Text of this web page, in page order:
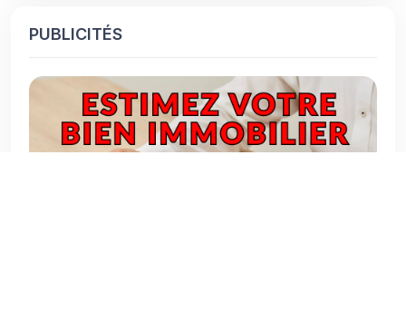
PUBLICITÉS